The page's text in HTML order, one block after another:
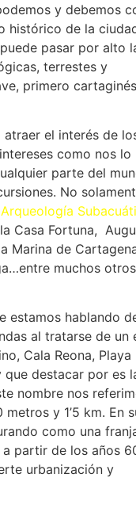
y debemos
histórico de la
pasar por alto
terrestes y
primero
el interés de
como nos lo
parte del
No
Casa Fortuna,
Marina de
muchos otros
estamos hablando
al tratarse de un
Cala Reona, Playa
destacar por es
nombre nos
y 1’5 km. En
como una
partir de los años
urbanización y